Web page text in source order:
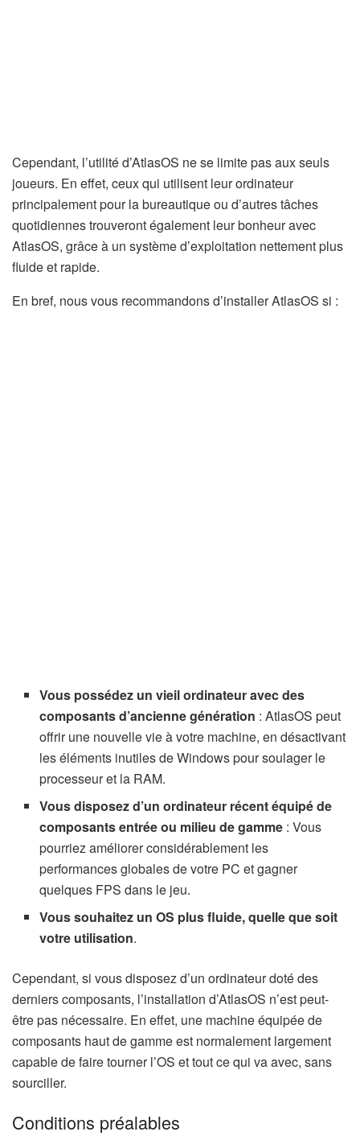
Cependant, l’utilité d’AtlasOS ne se limite pas aux seuls
joueurs. En effet, ceux qui utilisent leur ordinateur
principalement pour la bureautique ou d’autres tâches
quotidiennes trouveront également leur bonheur avec
AtlasOS, grâce à un système d’exploitation nettement plus
fluide et rapide.
En bref, nous vous recommandons d’installer AtlasOS si :
Vous possédez un vieil ordinateur avec des
composants d’ancienne génération : AtlasOS peut
offrir une nouvelle vie à votre machine, en désactivant
les éléments inutiles de Windows pour soulager le
processeur et la RAM.
Vous disposez d’un ordinateur récent équipé de
composants entrée ou milieu de gamme : Vous
pourriez améliorer considérablement les
performances globales de votre PC et gagner
quelques FPS dans le jeu.
Vous souhaitez un OS plus fluide, quelle que soit
votre utilisation.
Cependant, si vous disposez d’un ordinateur doté des
derniers composants, l’installation d’AtlasOS n’est peut-
être pas nécessaire. En effet, une machine équipée de
composants haut de gamme est normalement largement
capable de faire tourner l’OS et tout ce qui va avec, sans
sourciller.
Conditions préalables